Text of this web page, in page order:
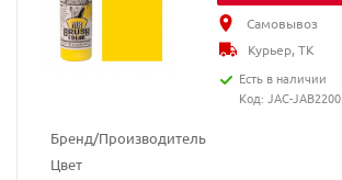
Бренд/Производитель
Цвет
Самовывоз
Курьер, ТК
Есть в наличии
Код: JAC-JAB2200